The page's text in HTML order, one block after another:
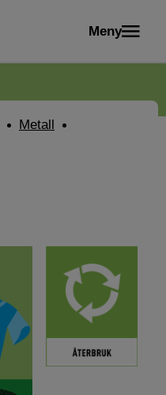
Meny
Metall